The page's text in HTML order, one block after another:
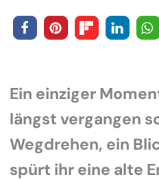
Ein einziger
längst vergangen
Wegdrehen, ein
spürt ihr eine alte